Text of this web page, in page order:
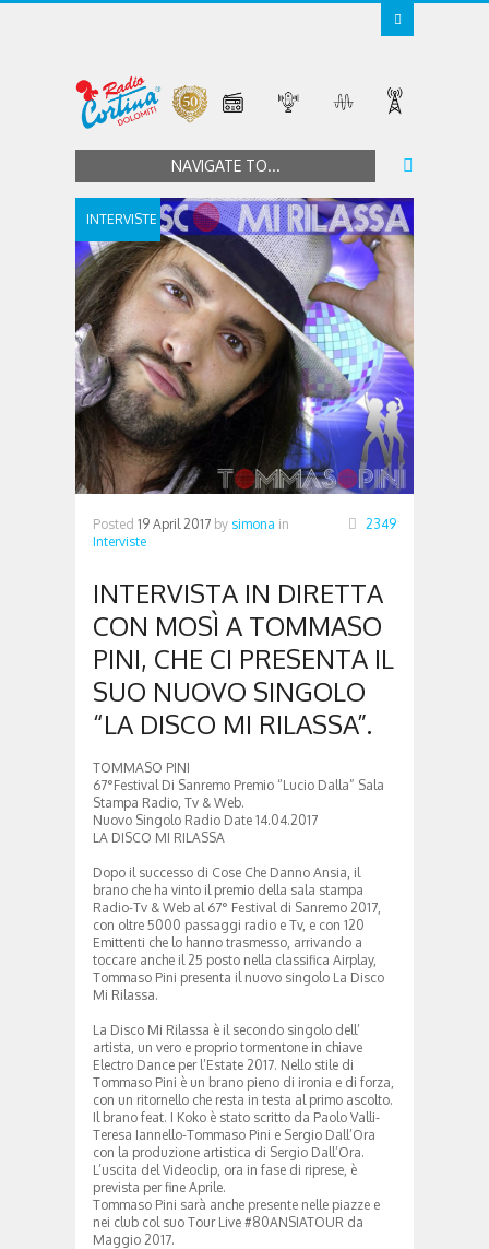
NAVIGATE TO...
INTERVISTE
Posted 19 April 2017 by simona in
Interviste
2349
INTERVISTA IN DIRETTA
CON MOSÌ A TOMMASO
PINI, CHE CI PRESENTA IL
SUO NUOVO SINGOLO
“LA DISCO MI RILASSA”.
TOMMASO PINI
67°Festival Di Sanremo Premio “Lucio Dalla” Sala
Stampa Radio, Tv & Web.
Nuovo Singolo Radio Date 14.04.2017
LA DISCO MI RILASSA
Dopo il successo di Cose Che Danno Ansia, il
brano che ha vinto il premio della sala stampa
Radio-Tv & Web al 67° Festival di Sanremo 2017,
con oltre 5000 passaggi radio e Tv, e con 120
Emittenti che lo hanno trasmesso, arrivando a
toccare anche il 25 posto nella classifica Airplay,
Tommaso Pini presenta il nuovo singolo La Disco
Mi Rilassa.
La Disco Mi Rilassa è il secondo singolo dell’
artista, un vero e proprio tormentone in chiave
Electro Dance per l’Estate 2017. Nello stile di
Tommaso Pini è un brano pieno di ironia e di forza,
con un ritornello che resta in testa al primo ascolto.
Il brano feat. I Koko è stato scritto da Paolo Valli-
Teresa Iannello-Tommaso Pini e Sergio Dall’Ora
con la produzione artistica di Sergio Dall’Ora.
L’uscita del Videoclip, ora in fase di riprese, è
prevista per fine Aprile.
Tommaso Pini sarà anche presente nelle piazze e
nei club col suo Tour Live #80ANSIATOUR da
Maggio 2017.